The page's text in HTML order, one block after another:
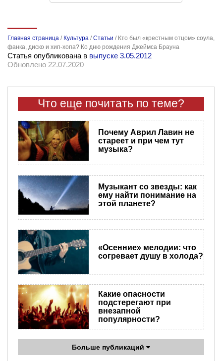
Главная страница / Культура /Статьи / Кто был «крестным отцом» соула,
фанка, диско и хип-хопа? Ко дню рождения Джеймса Брауна
Статья опубликована в выпуске 3.05.2012
Обновлено 22.07.2020
Что еще почитать по теме?
Почему Аврил Лавин не
стареет и при чем тут
музыка?
Музыкант со звезды: как
ему найти понимание на
этой планете?
«Осенние» мелодии: что
согревает душу в холода?
Какие опасности
подстерегают при
внезапной
популярности?
Больше публикаций